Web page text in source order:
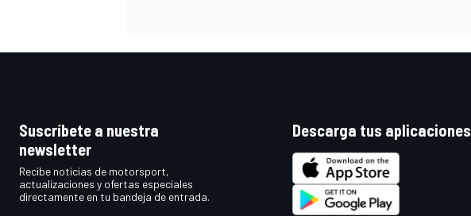
Suscríbete a nuestra
newsletter
Recibe noticias de motorsport,
actualizaciones y ofertas especiales
directamente en tu bandeja de entrada.
Descarga tus aplicaciones